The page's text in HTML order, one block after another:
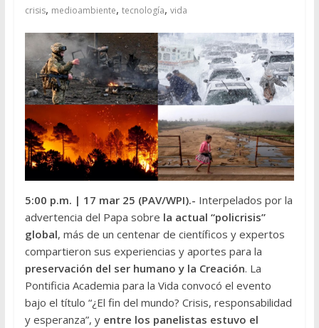
crisis, medioambiente, tecnología, vida
5:00 p.m. | 17 mar 25 (PAV/WPI).- Interpelados por la
advertencia del Papa sobre la actual “policrisis”
global, más de un centenar de científicos y expertos
compartieron sus experiencias y aportes para la
preservación del ser humano y la Creación. La
Pontificia Academia para la Vida convocó el evento
bajo el título “¿El fin del mundo? Crisis, responsabilidad
y esperanza”, y entre los panelistas estuvo el